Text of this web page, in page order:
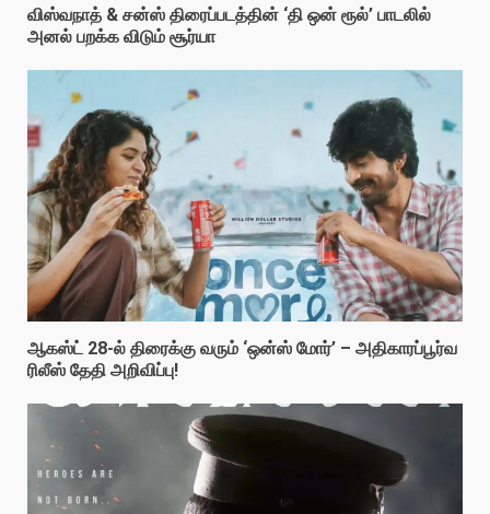
விஸ்வநாத் & சன்ஸ் திரைப்படத்தின் ‘தி ஒன் ரூல்’ பாடலில்
அனல் பறக்க விடும் சூர்யா
ஆகஸ்ட் 28-ல் திரைக்கு வரும் ‘ஒன்ஸ் மோர்’ – அதிகாரப்பூர்வ
ரிலீஸ் தேதி அறிவிப்பு!